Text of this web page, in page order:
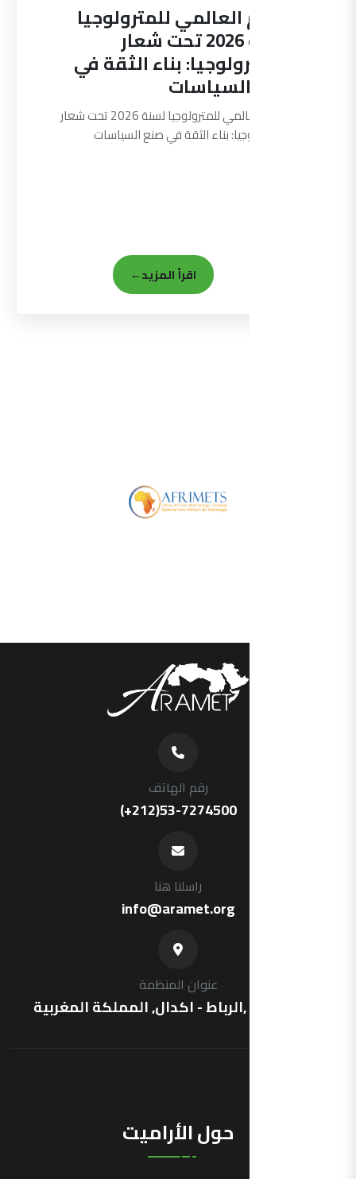
اليوم العالمي للمترولوجيا
لسنة 2026 تحت شعار
“المترولوجيا: بناء الثقة في
صنع السياسات
اليوم العالمي للمترولوجيا لسنة 2026 تحت شعار
"المترولوجيا: بناء الثقة في صنع السياسات
اقرأ المزيد←
رقم الهاتف
(+212)53-7274500
راسلنا هنا
info@aramet.org
عنوان المنظمة
شارع فرنسا ,الرباط - اكدال, المملكة المغربية
حول الأراميت